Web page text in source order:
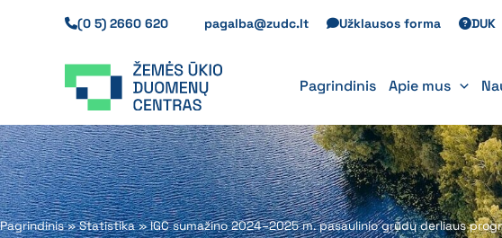
(0 5) 2660 620 pagalba@zudc.lt Užklausos forma
Pagrindinis Apie mus
Pagrindinis»Statistika»IGC sumažino 2024–2025 m. pasaulinio grūdų derliaus